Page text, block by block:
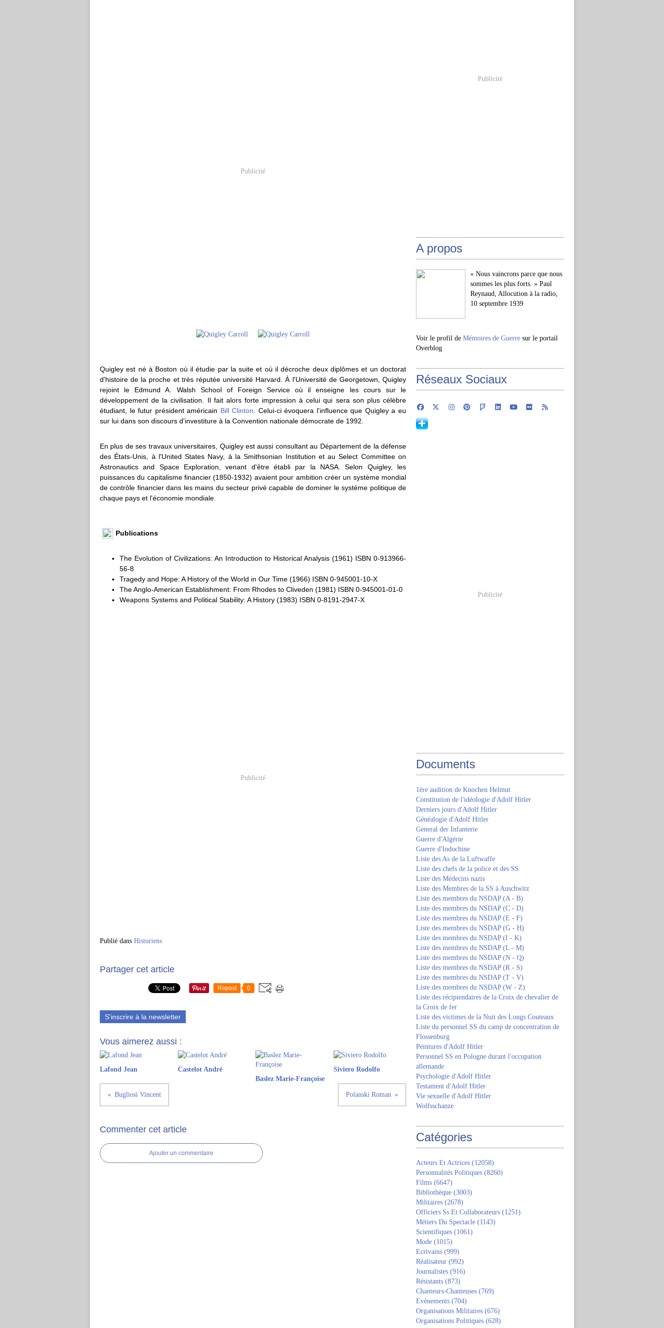
Publicité
Quigley est né à Boston où il étudie par la suite et où il décroche deux diplômes et un doctorat
d'histoire de la proche et très réputée université Harvard. À l'Université de Georgetown, Quigley
rejoint le Edmund A. Walsh School of Foreign Service où il enseigne les cours sur le
développement de la civilisation. Il fait alors forte impression à celui qui sera son plus célèbre
étudiant, le futur président américain Bill Clinton . Celui-ci évoquera l'influence que Quigley a eu
sur lui dans son discours d'investiture à la Convention nationale démocrate de 1992.
En plus de ses travaux universitaires, Quigley est aussi consultant au Département de la défense
des États-Unis, à l'United States Navy, à la Smithsonian Institution et au Select Committee on
Astronautics and Space Exploration, venant d'être établi par la NASA. Selon Quigley, les
puissances du capitalisme financier (1850-1932) avaient pour ambition créer un système mondial
de contrôle financier dans les mains du secteur privé capable de dominer le système politique de
chaque pays et l'économie mondiale.
Publications
The Evolution of Civilizations: An Introduction to Historical Analysis (1961) ISBN 0-913966-
56-8
Tragedy and Hope: A History of the World in Our Time (1966) ISBN 0-945001-10-X
The Anglo-American Establishment: From Rhodes to Cliveden (1981) ISBN 0-945001-01-0
Weapons Systems and Political Stability: A History (1983) ISBN 0-8191-2947-X
Publicité
Publié dans Historiens
Partager cet article
Repost 0
S'inscrire à la newsletter
Vous aimerez aussi :
Lafond Jean
Castelot André
Baslez Marie-Françoise
Siviero Rodolfo
Bugliosi Vincent Polanski Roman
Commenter cet article
Ajouter un commentaire
Publicité
A propos
« Nous vaincrons parce que nous
sommes les plus forts. » Paul
Reynaud, Allocution à la radio,
10 septembre 1939
Voir le profil de Mémoires de Guerre sur le portail
Overblog
Réseaux Sociaux
Publicité
Documents
1ère audition de Knochen Helmut
Constitution de l'idéologie d'Adolf Hitler
Derniers jours d'Adolf Hitler
Généalogie d'Adolf Hitler
General der Infanterie
Guerre d'Algérie
Guerre d'Indochine
Liste des As de la Luftwaffe
Liste des chefs de la police et des SS
Liste des Médecins nazis
Liste des Membres de la SS à Auschwitz
Liste des membres du NSDAP (A - B)
Liste des membres du NSDAP (C - D)
Liste des membres du NSDAP (E - F)
Liste des membres du NSDAP (G - H)
Liste des membres du NSDAP (I - K)
Liste des membres du NSDAP (L - M)
Liste des membres du NSDAP (N - Q)
Liste des membres du NSDAP (R - S)
Liste des membres du NSDAP (T - V)
Liste des membres du NSDAP (W - Z)
Liste des récipiendaires de la Croix de chevalier de
la Croix de fer
Liste des victimes de la Nuit des Longs Couteaux
Liste du personnel SS du camp de concentration de
Flossenburg
Peintures d'Adolf Hitler
Personnel SS en Pologne durant l'occupation
allemande
Psychologie d'Adolf Hitler
Testament d'Adolf Hitler
Vie sexuelle d'Adolf Hitler
Wolfsschanze
Catégories
Acteurs Et Actrices (12058)
Personnalités Politiques (8260)
Films (6647)
Bibliothèque (3003)
Militaires (2678)
Officiers Ss Et Collaborateurs (1251)
Métiers Du Spectacle (1143)
Scientifiques (1061)
Mode (1015)
Ecrivains (999)
Réalisateur (992)
Journalistes (916)
Résistants (873)
Chanteurs-Chanteuses (769)
Evènements (704)
Organisations Militaires (676)
Organisations Politiques (628)